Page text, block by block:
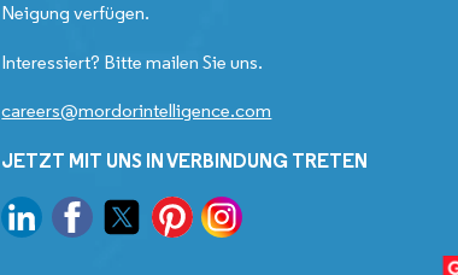
Neigung verfügen.
Interessiert? Bitte mailen Sie uns.
careers@mordorintelligence.com
JETZT MIT UNS IN VERBINDUNG TRETEN